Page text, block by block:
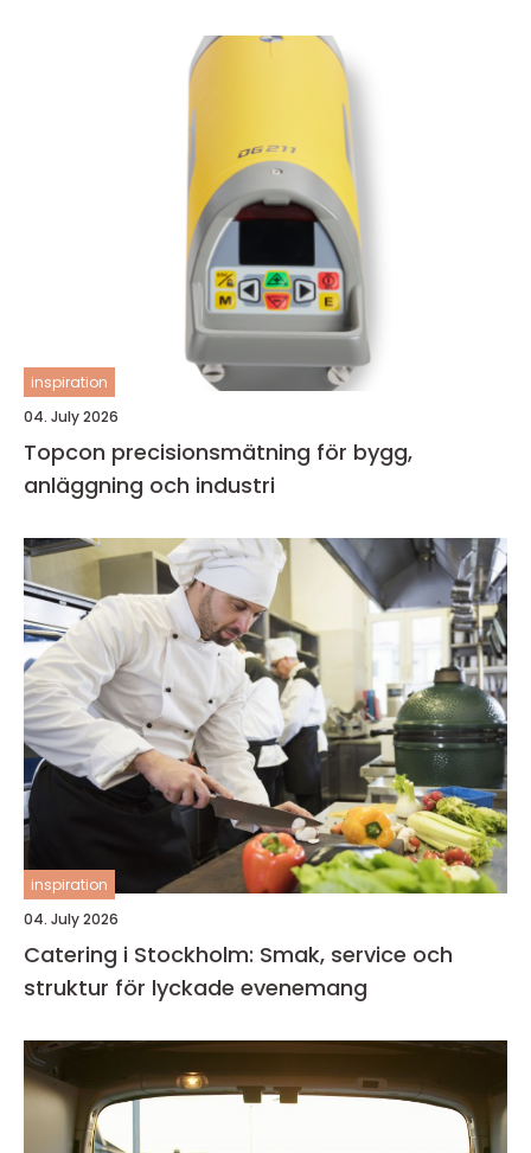
inspiration
04. July 2026
Topcon precisionsmätning för bygg,
anläggning och industri
inspiration
04. July 2026
Catering i Stockholm: Smak, service och
struktur för lyckade evenemang